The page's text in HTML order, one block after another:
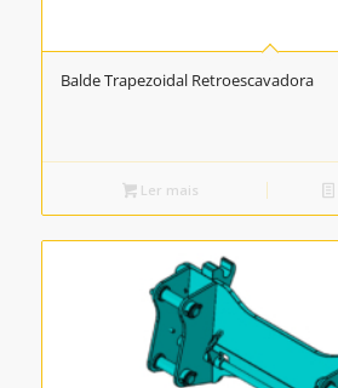
Balde Trapezoidal Retroescavadora
Ler mais